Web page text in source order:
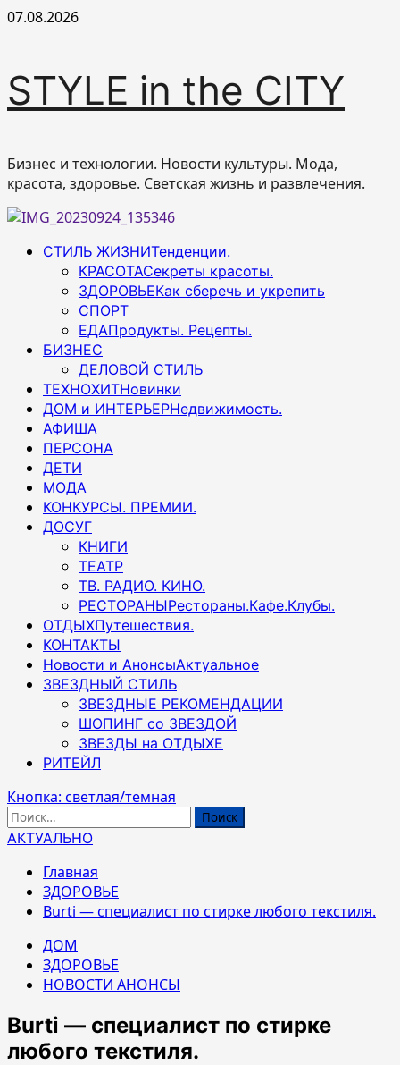
Перейти
07.08.2026
STYLE in the CITY
Бизнес и технологии. Новости культуры. Мода,
красота, здоровье. Светская жизнь и развлечения.
Основное
СТИЛЬ ЖИЗНИТенденции.
КРАСОТАСекреты красоты.
ЗДОРОВЬЕКак сберечь и укрепить
СПОРТ
ЕДАПродукты. Рецепты.
БИЗНЕС
ДЕЛОВОЙ СТИЛЬ
ТЕХНОХИТНовинки
ДОМ и ИНТЕРЬЕРНедвижимость.
АФИША
ПЕРСОНА
ДЕТИ
МОДА
КОНКУРСЫ. ПРЕМИИ.
ДОСУГ
КНИГИ
ТЕАТР
ТВ. РАДИО. КИНО.
РЕСТОРАНЫРестораны.Кафе.Клубы.
ОТДЫХПутешествия.
КОНТАКТЫ
Новости и АнонсыАктуальное
ЗВЕЗДНЫЙ СТИЛЬ
ЗВЕЗДНЫЕ РЕКОМЕНДАЦИИ
ШОПИНГ со ЗВЕЗДОЙ
ЗВЕЗДЫ на ОТДЫХЕ
РИТЕЙЛ
Кнопка: светлая/темная
Найти:
АКТУАЛЬНО
Главная
ЗДОРОВЬЕ
Вurti — специалист по стирке любого текстиля.
ДОМ
ЗДОРОВЬЕ
НОВОСТИ АНОНСЫ
Вurti — специалист по стирке
любого текстиля.